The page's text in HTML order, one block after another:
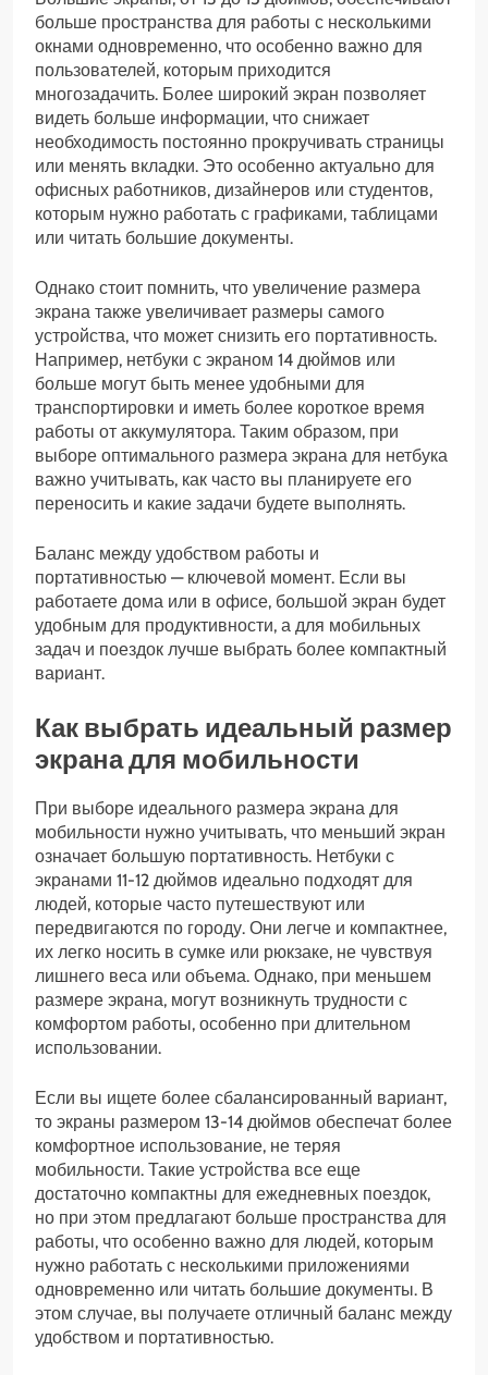
больше пространства для работы с несколькими
окнами одновременно, что особенно важно для
пользователей, которым приходится
многозадачить. Более широкий экран позволяет
видеть больше информации, что снижает
необходимость постоянно прокручивать страницы
или менять вкладки. Это особенно актуально для
офисных работников, дизайнеров или студентов,
которым нужно работать с графиками, таблицами
или читать большие документы.
Однако стоит помнить, что увеличение размера
экрана также увеличивает размеры самого
устройства, что может снизить его портативность.
Например, нетбуки с экраном 14 дюймов или
больше могут быть менее удобными для
транспортировки и иметь более короткое время
работы от аккумулятора. Таким образом, при
выборе оптимального размера экрана для нетбука
важно учитывать, как часто вы планируете его
переносить и какие задачи будете выполнять.
Баланс между удобством работы и
портативностью — ключевой момент. Если вы
работаете дома или в офисе, большой экран будет
удобным для продуктивности, а для мобильных
задач и поездок лучше выбрать более компактный
вариант.
Как выбрать идеальный размер
экрана для мобильности
При выборе идеального размера экрана для
мобильности нужно учитывать, что меньший экран
означает большую портативность. Нетбуки с
экранами 11-12 дюймов идеально подходят для
людей, которые часто путешествуют или
передвигаются по городу. Они легче и компактнее,
их легко носить в сумке или рюкзаке, не чувствуя
лишнего веса или объема. Однако, при меньшем
размере экрана, могут возникнуть трудности с
комфортом работы, особенно при длительном
использовании.
Если вы ищете более сбалансированный вариант,
то экраны размером 13-14 дюймов обеспечат более
комфортное использование, не теряя
мобильности. Такие устройства все еще
достаточно компактны для ежедневных поездок,
но при этом предлагают больше пространства для
работы, что особенно важно для людей, которым
нужно работать с несколькими приложениями
одновременно или читать большие документы. В
этом случае, вы получаете отличный баланс между
удобством и портативностью.